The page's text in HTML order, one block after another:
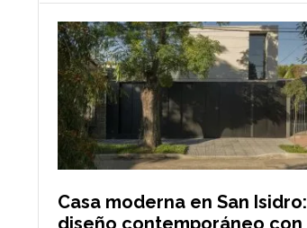
Casa moderna en San Isidro:
diseño contemporáneo con